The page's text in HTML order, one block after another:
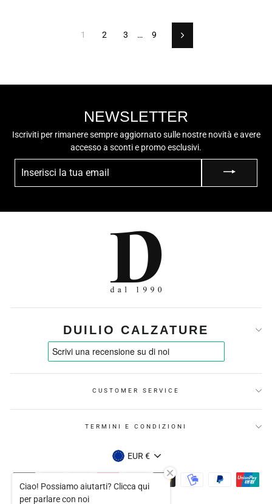
1 2 3 … 9 Successivo
NEWSLETTER
Iscriviti per rimanere sempre aggiornato sulle nostre novità e avere
accesso a sconti e promo esclusivi.
DUILIO CALZATURE
CUSTOMER SERVICE
TERMINI E CONDIZIONI
VALUTA
EUR €
Ciao! Possiamo aiutarti? Clicca qui
per parlare con noi